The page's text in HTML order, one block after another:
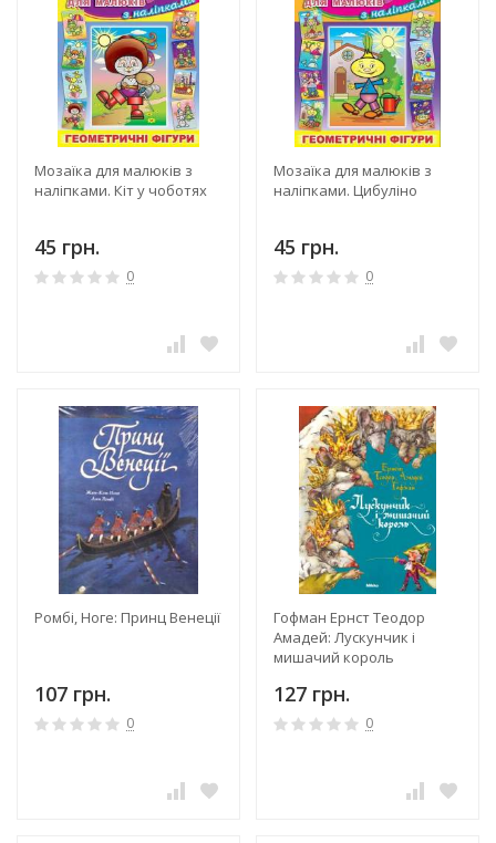
Мозаїка для малюків з
наліпками. Кіт у чоботях
45 грн.
0
Мозаїка для малюків з
наліпками. Цибуліно
45 грн.
0
Ромбі, Ноге: Принц Венеції
107 грн.
0
Гофман Ернст Теодор
Амадей: Лускунчик і
мишачий король
127 грн.
0